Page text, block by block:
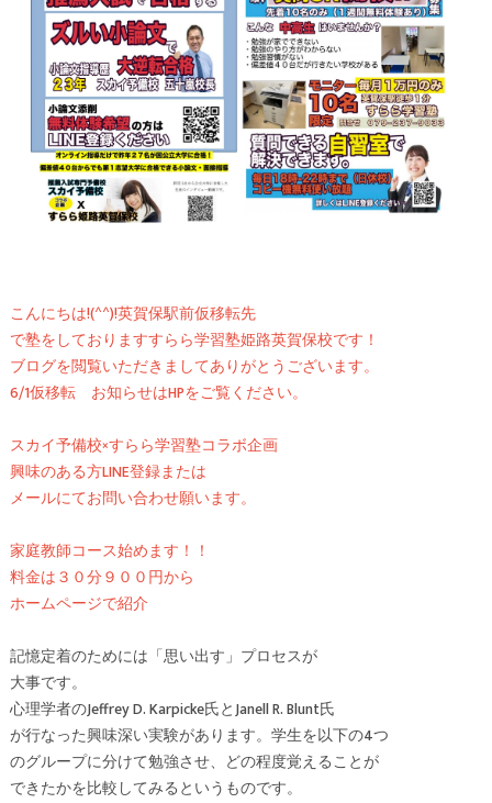
こんにちは!(^^)!英賀保駅前仮移転先
で塾をしておりますすらら学習塾姫路英賀保校です！
ブログを閲覧いただきましてありがとうございます。
6/1仮移転 お知らせはHPをご覧ください。
スカイ予備校×すらら学習塾コラボ企画
興味のある方LINE登録または
メールにてお問い合わせ願います。
家庭教師コース始めます！！
料金は３０分９００円から
ホームページで紹介
記憶定着のためには「思い出す」プロセスが
大事です。
心理学者のJeffrey D. Karpicke氏とJanell R. Blunt氏
が行なった興味深い実験があります。学生を以下の4つ
のグループに分けて勉強させ、どの程度覚えることが
できたかを比較してみるというものです。